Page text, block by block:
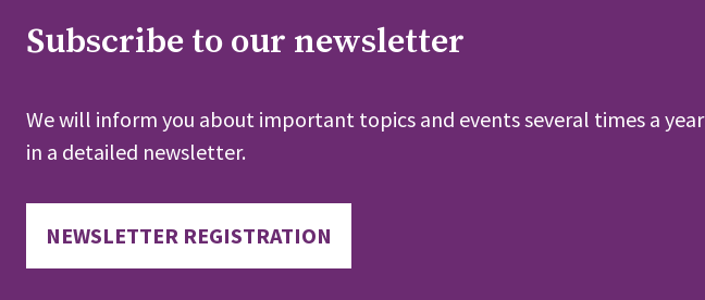
Subscribe to our newsletter
We will inform you about important topics and events several times a year
in a detailed newsletter.
NEWSLETTER REGISTRATION